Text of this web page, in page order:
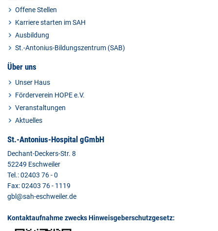
Offene Stellen
Karriere starten im SAH
Ausbildung
St.-Antonius-Bildungszentrum (SAB)
Über uns
Unser Haus
Förderverein HOPE e.V.
Veranstaltungen
Aktuelles
St.-Antonius-Hospital gGmbH
Dechant-Deckers-Str. 8
52249 Eschweiler
Tel.: 02403 76 - 0
Fax: 02403 76 - 1119
gbl@sah-eschweiler.de
Kontaktaufnahme zwecks Hinweisgeberschutzgesetz: